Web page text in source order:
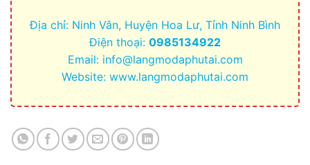
Địa chỉ: Ninh Vân, Huyện Hoa Lư, Tỉnh Ninh Bình
Điện thoại: 0985134922
Email: info@langmodaphutai.com
Website: www.langmodaphutai.com